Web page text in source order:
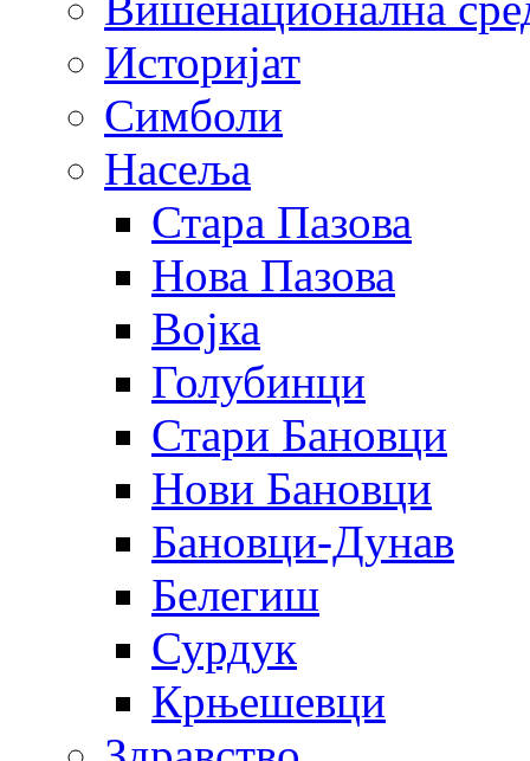
Историјат
Симболи
Насеља
Стара Пазова
Нова Пазова
Војка
Голубинци
Стари Бановци
Нови Бановци
Бановци-Дунав
Белегиш
Сурдук
Крњешевци